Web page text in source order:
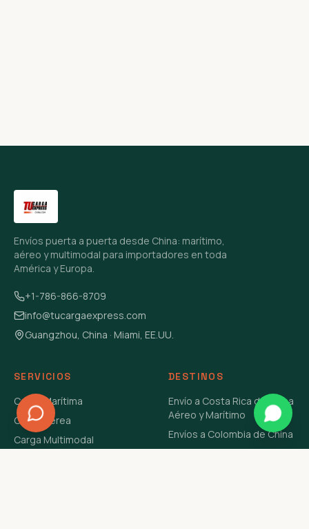
Envíos puerta a puerta desde China: marítimo,
aéreo y multimodal para importadores en toda
América y Europa.
+1-786-866-8709
info@tucargaexpress.com
Guangzhou, China · Miami, EE.UU.
SERVICIOS
Carga Marítima
Carga Aérea
Carga Multimodal
DESTINOS
Envío a Costa Rica de China
Aéreo y Marítimo
Envíos a Colombia de China